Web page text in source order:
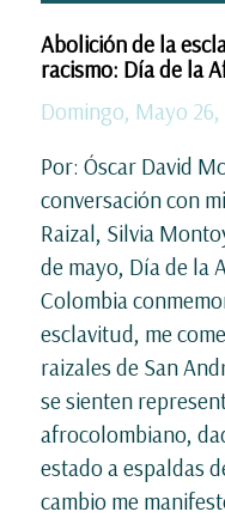
Abolición de la
racismo: Día de la
Domingo, Mayo
Por: Óscar David
conversación con
Raizal, Silvia
de mayo, Día de la
Colombia
esclavitud, me
raizales de San
se sienten
afrocolombiano,
estado a espaldas
cambio me